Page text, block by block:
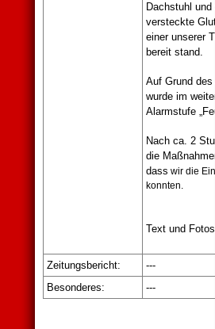
Dachstuhl
versteckte
einer unserer
bereit stand.
Auf Grund
wurde im
Alarmstufe
Nach ca. 2
die
dass wir die
konnten.
Text und
Zeitungsbericht:
---
Besonderes: ---